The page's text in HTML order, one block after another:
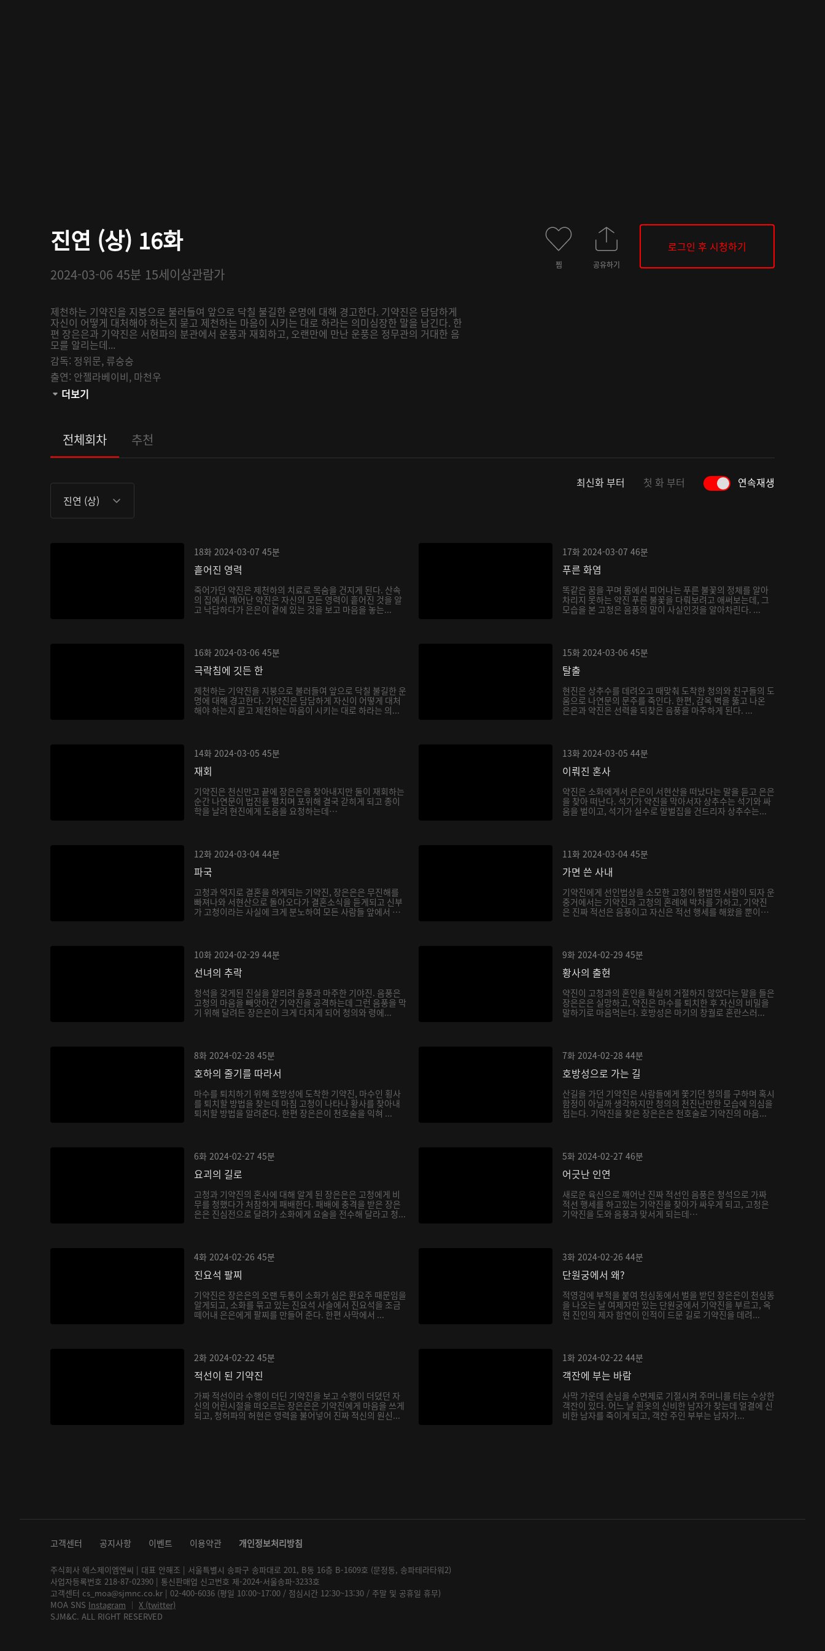
진연 (상) 16화
2024-03-06 45분 15세이상관람가
제천하는 기약진을 지붕으로 불러들여 앞으로 닥칠 불길한 운명에 대해 경고한다. 기약진은 담담하게
자신이 어떻게 대처해야 하는지 묻고 제천하는 마음이 시키는 대로 하라는 의미심장한 말을 남긴다. 한
편 장은은과 기약진은 서현파의 분관에서 운풍과 재회하고, 오랜만에 만난 운풍은 정무관의 거대한 음
모를 알리는데...
감독: 정위문, 류숭숭
출연: 안젤라베이비, 마천우
관람등급:
더보기
찜 공유하기
로그인 후 시청하기
전체회차 추천
진연 (상)
최신화 부터 첫 화 부터 연속재생
18화 2024-03-07 45분
흩어진 영력
죽어가던 약진은 제천하의 치료로 목숨을 건지게 된다. 산속
의 집에서 깨어난 약진은 자신의 모든 영력이 흩어진 것을 알
고 낙담하다가 은은이 곁에 있는 것을 보고 마음을 놓는...
17화 2024-03-07 46분
푸른 화염
똑같은 꿈을 꾸며 몸에서 피어나는 푸른 불꽃의 정체를 알아
차리지 못하는 약진 푸른 불꽃을 다뤄보려고 애써보는데, 그
모습을 본 고청은 음풍의 말이 사실인것을 알아차린다. ...
16화 2024-03-06 45분
극락침에 깃든 한
제천하는 기약진을 지붕으로 불러들여 앞으로 닥칠 불길한 운
명에 대해 경고한다. 기약진은 담담하게 자신이 어떻게 대처
해야 하는지 묻고 제천하는 마음이 시키는 대로 하라는 의...
15화 2024-03-06 45분
탈출
현진은 상추수를 데려오고 때맞춰 도착한 청의와 친구들의 도
움으로 나연문의 문주를 죽인다. 한편, 감옥 벽을 뚫고 나온
은은과 약진은 선력을 되찾은 음풍을 마주하게 된다. ...
14화 2024-03-05 45분
재회
기약진은 천신만고 끝에 장은은을 찾아내지만 둘이 재회하는
순간 나연문이 법진을 펼치며 포위해 결국 갇히게 되고 종이
학을 날려 현진에게 도움을 요청하는데…
13화 2024-03-05 44분
이뤄진 혼사
약진은 소화에게서 은은이 서현산을 떠났다는 말을 듣고 은은
을 찾아 떠난다. 석기가 약진을 막아서자 상추수는 석기와 싸
움을 벌이고, 석기가 실수로 말벌집을 건드리자 상추수는...
12화 2024-03-04 44분
파국
고청과 억지로 결혼을 하게되는 기약진, 장은은은 무진해를
빠져나와 서현산으로 돌아오다가 결혼소식을 듣게되고 신부
가 고청이라는 사실에 크게 분노하여 모든 사람들 앞에서 천
11화 2024-03-04 45분
가면 쓴 사내
기약진에게 선인법상을 소모한 고청이 평범한 사람이 되자 운
중거에서는 기약진과 고청의 혼례에 박차를 가하고, 기약진
은 진짜 적선은 음풍이고 자신은 적선 행세를 해왔을 뿐이
10화 2024-02-29 44분
선녀의 추락
청석을 갖게된 진실을 알리려 음풍과 마주한 기야진. 음풍은
고청의 마음을 빼앗아간 기약진을 공격하는데 그런 음풍을 막
기 위해 달려든 장은은이 크게 다치게 되어 청의와 령에...
9화 2024-02-29 45분
황사의 출현
약진이 고청과의 혼인을 확실히 거절하지 않았다는 말을 들은
장은은은 실망하고, 약진은 마수를 퇴치한 후 자신의 비밀을
말하기로 마음먹는다. 호방성은 마기의 창궐로 혼란스러...
8화 2024-02-28 45분
호하의 줄기를 따라서
마수를 퇴치하기 위해 호방성에 도착한 기약진, 마수인 횡사
를 퇴치할 방법을 찾는데 마침 고청이 나타나 황사를 찾아내
퇴치할 방법을 알려준다. 한편 장은은이 천호술을 익혀 ...
7화 2024-02-28 44분
호방성으로 가는 길
산길을 가던 기약진은 사람들에게 쫓기던 청의를 구하며 혹시
함정이 아닐까 생각하지만 청의의 천진난만한 모습에 의심을
접는다. 기약진을 찾은 장은은은 천호술로 기약진의 마음...
6화 2024-02-27 45분
요괴의 길로
고청과 기약진의 혼사에 대해 알게 된 장은은은 고청에게 비
무를 청했다가 처참하게 패배한다. 패배에 충격을 받은 장은
은은 진심전으로 달려가 소화에게 요술을 전수해 달라고 청...
5화 2024-02-27 46분
어긋난 인연
새로운 육신으로 깨어난 진짜 적선인 음풍은 청석으로 가짜
적선 행세를 하고있는 기약진을 찾아가 싸우게 되고, 고청은
기약진을 도와 음풍과 맞서게 되는데…
4화 2024-02-26 45분
진요석 팔찌
기약진은 장은은의 오랜 두통이 소화가 심은 환요주 때문임을
알게되고, 소화를 묶고 있는 진요석 사슬에서 진요석을 조금
떼어내 은은에게 팔찌를 만들어 준다. 한편 사막에서 ...
3화 2024-02-26 44분
단원궁에서 왜?
적영검에 부적을 붙여 천심동에서 벌을 받던 장은은이 천심동
을 나오는 날 여제자만 있는 단원궁에서 기약진을 부르고, 옥
현 진인의 제자 함연이 인적이 드문 길로 기약진을 데려...
2화 2024-02-22 45분
적선이 된 기약진
가짜 적선이라 수행이 더딘 기약진을 보고 수행이 더뎠던 자
신의 어린시절을 떠오르는 장은은은 기약진에게 마음을 쓰게
되고, 청허파의 허현은 영력을 불어넣어 진짜 적신의 원신...
1화 2024-02-22 44분
객잔에 부는 바람
사막 가운데 손님을 수면제로 기절시켜 주머니를 터는 수상한
객잔이 있다. 어느 날 흰옷의 신비한 남자가 찾는데 얼결에 신
비한 남자를 죽이게 되고, 객잔 주인 부부는 남자가...
고객센터 공지사항 이벤트 이용약관 개인정보처리방침
주식회사 에스제이엠엔씨 | 대표 안해조 | 서울특별시 송파구 송파대로 201, B동 16층 B-1609호 (문정동, 송파테라타워2)
사업자등록번호 218-87-02390 | 통신판매업 신고번호 제-2024-서울송파-3233호
고객센터 cs_moa@sjmnc.co.kr | 02-400-6036 (평일 10:00~17:00 / 점심시간 12:30~13:30 / 주말 및 공휴일 휴무)
MOA SNS Instagram │ X (twitter)
SJM&C. ALL RIGHT RESERVED